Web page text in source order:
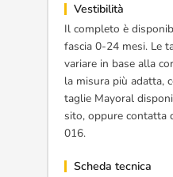
Vestibilità
Il completo è
fascia 0-24 mesi. Le
variare in base alla
la misura più adatta,
taglie Mayoral
sito, oppure contatta
016.
Scheda tecnica